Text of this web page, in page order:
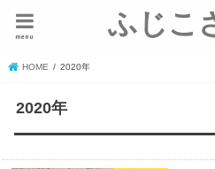
ふじこ
menu
HOME 2020年
2020年